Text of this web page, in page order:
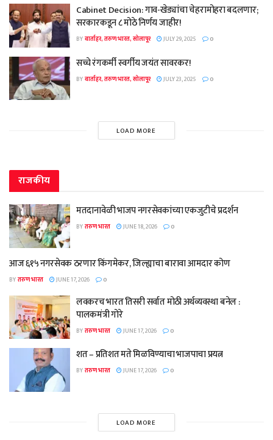
Cabinet Decision: गाव-खेड्यांचा चेहरामोहरा बदलणार;
सरकारकडून ८ मोठे निर्णय जाहीर!
BYवार्ताहर, तरुण भारत, सोलापूर JULY 29, 2025 0
सच्चे रंगकर्मी स्वर्गीय जयंत सावरकर!
BYवार्ताहर, तरुण भारत, सोलापूर JULY 23, 2025 0
LOAD MORE
राजकीय
मतदानावेळी भाजप नगरसेवकांच्या एकजुटीचे प्रदर्शन
BYतरुण भारत JUNE 18, 2026 0
आज ६१५ नगरसेवक ठरणार किंगमेकर, जिल्ह्याचा बारावा आमदार कोण
BYतरुण भारत JUNE 17, 2026 0
लवकरच भारत तिसरी सर्वात मोठी अर्थव्यवस्था बनेल :
पालकमंत्री गोरे
BYतरुण भारत JUNE 17, 2026 0
शत – प्रतिशत मते मिळविण्याचा भाजपाचा प्रयत्न
BYतरुण भारत JUNE 17, 2026 0
LOAD MORE